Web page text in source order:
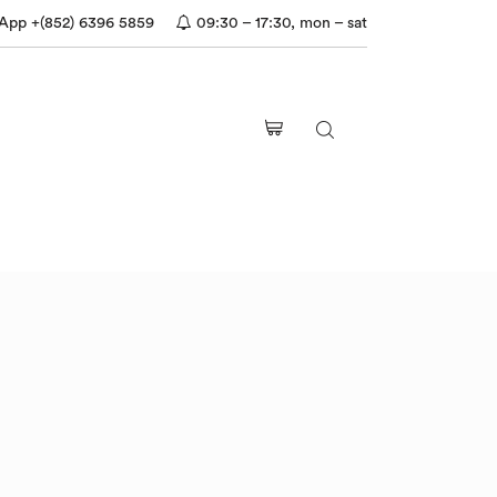
+(852) 6396 5859 09:30 – 17:30, mon – sat